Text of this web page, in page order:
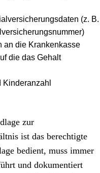
(z. B.
an die Krankenkasse
die das Gehalt
zur
ist das berechtigte
bedient, muss immer
und dokumentiert